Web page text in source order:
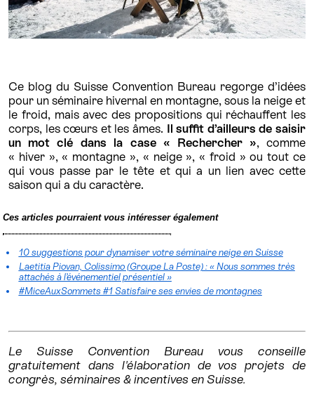
Ce blog du Suisse Convention Bureau regorge d’idées
pour un séminaire hivernal en montagne, sous la neige et
le froid, mais avec des propositions qui réchauffent les
corps, les cœurs et les âmes. Il suffit d’ailleurs de saisir
un mot clé dans la case « Rechercher », comme
« hiver », « montagne », « neige », « froid » ou tout ce
qui vous passe par le tête et qui a un lien avec cette
saison qui a du caractère.
Ces articles pourraient vous intéresser également
10 suggestions pour dynamiser votre séminaire neige en Suisse
Laetitia Piovan, Colissimo (Groupe La Poste) : « Nous sommes très
attachés à l’événementiel présentiel »
#MiceAuxSommets #1 Satisfaire ses envies de montagnes
Le Suisse Convention Bureau vous conseille
gratuitement dans l'élaboration de vos projets de
congrès, séminaires & incentives en Suisse.